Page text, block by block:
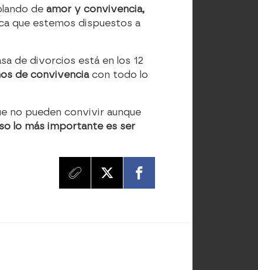
de amor y convivencia,
que estemos dispuestos a
de divorcios está en los 12
de convivenciacon todo lo
no pueden convivir aunque
lo más importante es ser